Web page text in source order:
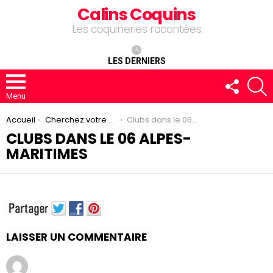
Calins Coquins
Les coquineries racontées
LES DERNIERS
Menu
FOLLOW
US
You are here:
Accueil Cherchez votre club Clubs dans le 06 Alpes-Maritimes
CLUBS DANS LE 06 ALPES-
MARITIMES
LAISSER UN COMMENTAIRE